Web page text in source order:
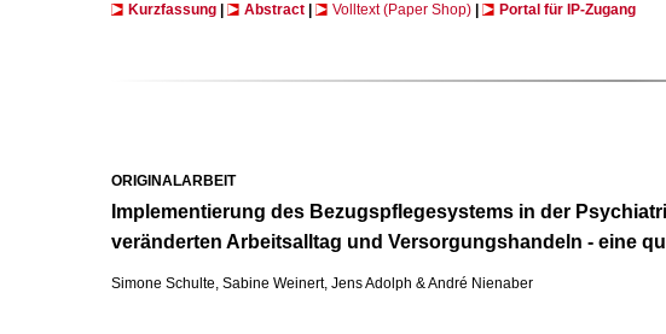
Kurzfassung Abstract Volltext (Paper Shop) Portal für IP-Zugang
ORIGINALARBEIT
Implementierung des Bezugspflegesystems in der
veränderten Arbeitsalltag und Versorgungshandeln - eine
Simone Schulte, Sabine Weinert, Jens Adolph & André Nienaber